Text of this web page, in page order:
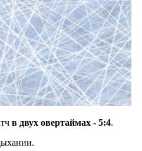
в двух овертаймах - 5:4.